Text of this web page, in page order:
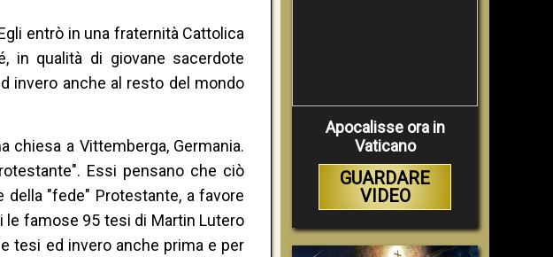
entrò in una fraternità Cattolica
in qualità di giovane sacerdote
invero anche al resto del mondo
a Vittemberga, Germania.
Essi pensano che ciò
"fede" Protestante, a favore
le famose 95 tesi di Martin Lutero
tesi ed invero anche prima e per
Apocalisse ora in
Vaticano
GUARDARE
VIDEO